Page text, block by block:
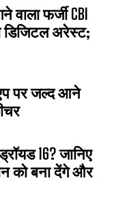
वाला फर्जी CBI
डिजिटल अरेस्ट;
पर जल्द आने
16? जानिए
को बना देंगे और